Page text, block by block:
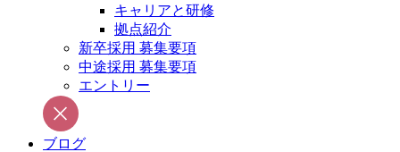
キャリアと研修
拠点紹介
新卒採用 募集要項
中途採用 募集要項
エントリー
ブログ